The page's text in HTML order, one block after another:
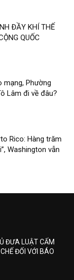
ĐẦY KHÍ THẾ
QUỐC
mạng, Phường
Lâm đi về đâu?
Rico: Hàng trăm
Washington vẫn
ĐƯA LUẬT CẤM
ĐỐI VỚI BÁO